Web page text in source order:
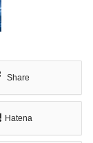
Share
Hatena